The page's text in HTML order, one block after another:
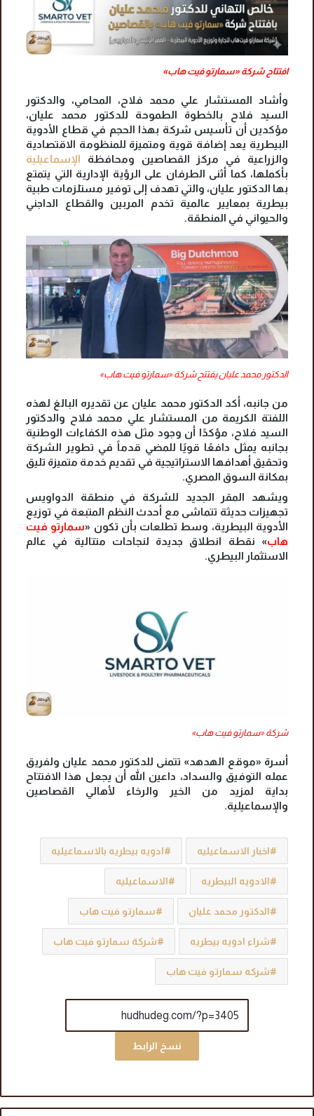
افتتاح شركة «سمارتو فيت هاب»
وأشاد المستشار علي محمد فلاح، المحامي، والدكتور
السيد فلاح بالخطوة الطموحة للدكتور محمد عليان،
مؤكدين أن تأسيس شركة بهذا الحجم في قطاع الأدوية
البيطرية يعد إضافة قوية ومتميزة للمنظومة الاقتصادية
والزراعية في مركز القصاصين ومحافظة الإسماعيلية
بأكملها، كما أثنى الطرفان على الرؤية الإدارية التي يتمتع
بها الدكتور عليان، والتي تهدف إلى توفير مستلزمات طبية
بيطرية بمعايير عالمية تخدم المربين والقطاع الداجني
والحيواني في المنطقة.
الدكتور محمد عليان يفتتح شركة «سمارتو فيت هاب»
من جانبه، أكد الدكتور محمد عليان عن تقديره البالغ لهذه
اللفتة الكريمة من المستشار علي محمد فلاح والدكتور
السيد فلاح، مؤكدًا أن وجود مثل هذه الكفاءات الوطنية
بجانبه يمثل دافعًا قويًا للمضي قدماً في تطوير الشركة
وتحقيق أهدافها الاستراتيجية في تقديم خدمة متميزة تليق
بمكانة السوق المصري.
ويشهد المقر الجديد للشركة في منطقة الدواويس
تجهيزات حديثة تتماشى مع أحدث النظم المتبعة في توزيع
الأدوية البيطرية، وسط تطلعات بأن تكون «سمارتو فيت
هاب» نقطة انطلاق جديدة لنجاحات متتالية في عالم
الاستثمار البيطري.
شركة «سمارتو فيت هاب»
أسرة «موقع الهدهد» تتمنى للدكتور محمد عليان ولفريق
عمله التوفيق والسداد، داعين الله أن يجعل هذا الافتتاح
بداية لمزيد من الخير والرخاء لأهالي القصاصين
والإسماعيلية.
اخبار الاسماعيليه ادويه بيطريه بالاسماعيليه
الادويه البيطريه الاسماعيليه
الدكتور محمد عليان سمارتو فيت هاب
شراء ادويه بيطريه شركة سمارتو فيت هاب
شركه سمارتو فيت هاب
نسخ الرابط